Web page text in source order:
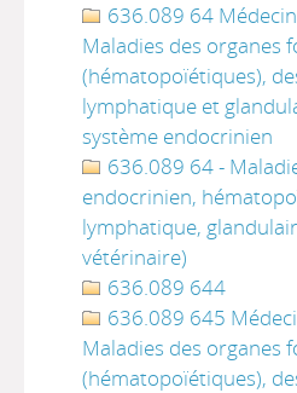
636.089 64
Maladies des organes
(hématopoïétiques),
lymphatique et
système endocrinien
636.089 64 -
endocrinien,
lymphatique,
vétérinaire)
636.089 644
636.089 645
Maladies des organes
(hématopoïétiques),